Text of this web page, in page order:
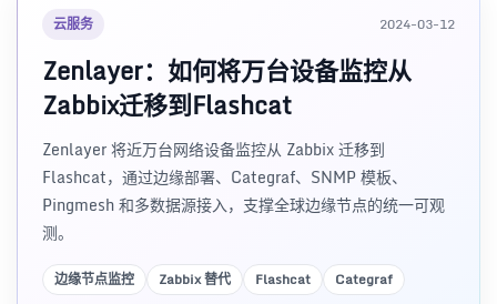
云服务 2024-03-12
Zenlayer：如何将万台设备监控从
Zabbix迁移到Flashcat
Zenlayer 将近万台网络设备监控从 Zabbix 迁移到
Flashcat，通过边缘部署、Categraf、SNMP 模板、
Pingmesh 和多数据源接入，支撑全球边缘节点的统一可观
测。
边缘节点监控 Zabbix 替代 Flashcat Categraf